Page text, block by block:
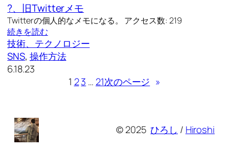
?、旧Twitterメモ
Twitterの個人的なメモになる。 アクセス数: 219
続きを読む
技術、テクノロジー
SNS, 操作方法
6.18.23
1 23 … 21次のページ »
© 2025ひろし / Hiroshi